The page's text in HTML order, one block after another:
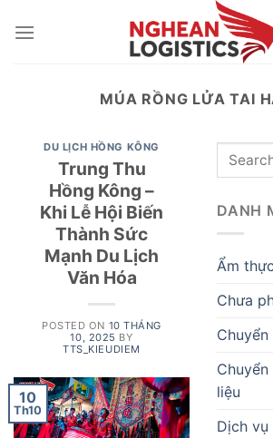
MÚA RỒNG LỬA TAI
DU LỊCH HỒNG KÔNG
Trung Thu
Hồng Kông –
Khi Lễ Hội Biến
Thành Sức
Mạnh Du Lịch
Văn Hóa
POSTED ON 10 THÁNG
10, 2025 BY
TTS_KIEUDIEM
10
Th10
DANH
Ẩm thực
Chưa
liệu
Dịch